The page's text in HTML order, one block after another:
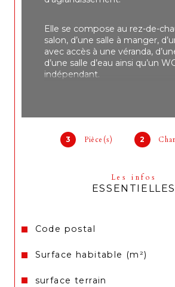
3 Pièce(s) 2
Les infos
ESSENTIELLES
Caractéristiques Valeurs
Code postal
Surface habitable (m²)
surface terrain
Elle se compose au rez-de-
salon, d’une salle à manger,
avec accès à une véranda,
d’une salle d’eau ainsi qu’un
indépendant.
desservant une chambre avec
qu’une partie de combles
garages offrant environ 60 m²
Des travaux sont à prévoir,
principalement sur l’isolation